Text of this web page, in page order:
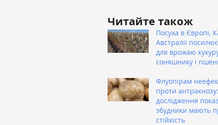
Читайте також
Посуха в Європі,
Австралії
для врожаю
соняшнику і
Флуопірам
проти антракнозу:
дослідження
збудники мають
стійкість